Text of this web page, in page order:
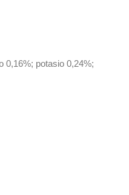
0,16%; potasio 0,24%;